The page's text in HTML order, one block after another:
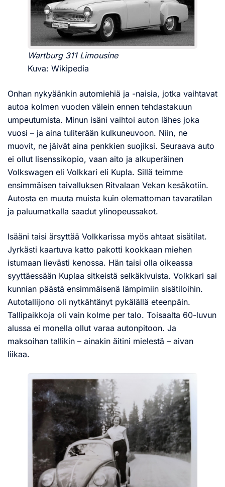
Wartburg 311 Limousine
Kuva: Wikipedia
Onhan nykyäänkin automiehiä ja -naisia, jotka vaihtavat
autoa kolmen vuoden välein ennen tehdastakuun
umpeutumista. Minun isäni vaihtoi auton lähes joka
vuosi – ja aina tuliterään kulkuneuvoon. Niin, ne
muovit, ne jäivät aina penkkien suojiksi. Seuraava auto
ei ollut lisenssikopio, vaan aito ja alkuperäinen
Volkswagen eli Volkkari eli Kupla. Sillä teimme
ensimmäisen taivalluksen Ritvalaan Vekan kesäkotiin.
Autosta en muuta muista kuin olemattoman tavaratilan
ja paluumatkalla saadut ylinopeussakot.
Isääni taisi ärsyttää Volkkarissa myös ahtaat sisätilat.
Jyrkästi kaartuva katto pakotti kookkaan miehen
istumaan lievästi kenossa. Hän taisi olla oikeassa
syyttäessään Kuplaa sitkeistä selkäkivuista. Volkkari sai
kunnian päästä ensimmäisenä lämpimiin sisätiloihin.
Autotallijono oli nytkähtänyt pykälällä eteenpäin.
Tallipaikkoja oli vain kolme per talo. Toisaalta 60-luvun
alussa ei monella ollut varaa autonpitoon. Ja
maksoihan tallikin – ainakin äitini mielestä – aivan
liikaa.